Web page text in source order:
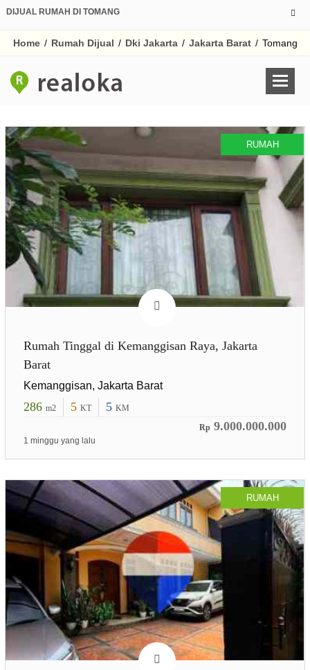
DIJUAL RUMAH DI TOMANG
Home / Rumah Dijual / Dki Jakarta / Jakarta Barat / Tomang
RUMAH
Rumah Tinggal di Kemanggisan Raya, Jakarta
Barat
Kemanggisan, Jakarta Barat
286 m2 5 KT 5 KM
Rp 9.000.000.000
1 minggu yang lalu
RUMAH